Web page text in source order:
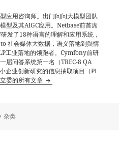
应用咨询师。出门问问大模型团队
型及其AIGC应用。Netbase前首席
发了18种语言的理解和应用系统，
社会媒体大数据，语义落地到舆情
工业落地的领跑者。Cymfony前研
届问答系统第一名（TREC-8 QA
企业创新研究的信息抽取项目（PI
委的所有文章
分
杂类